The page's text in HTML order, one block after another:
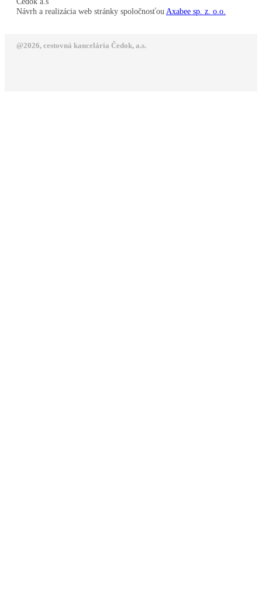
Návrh a realizácia web stránky spoločnosťou Axabee sp. z. o.o.
@2026, cestovná kancelária Čedok, a.s.